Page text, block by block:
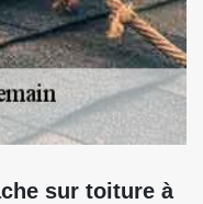
sur toiture à